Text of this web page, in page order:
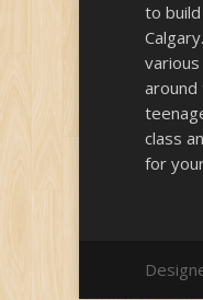
to
class
for